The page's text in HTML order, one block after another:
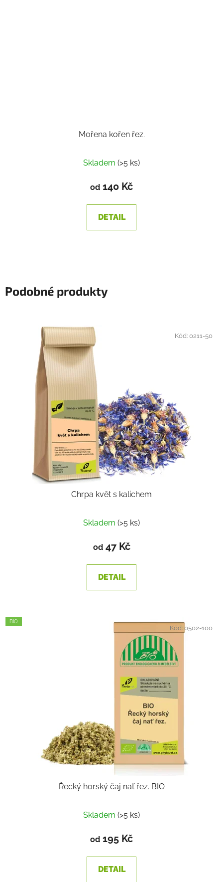
Mořena kořen řez.
Skladem (>5 ks)
od 140 Kč
DETAIL
Podobné produkty
Chrpa květ s kalichem
Skladem (>5 ks)
od47 Kč
DETAIL
Kód:0211-50
BIO
Řecký horský čaj nať řez. BIO
Skladem (>5 ks)
od 195 Kč
DETAIL
Kód:0502-100